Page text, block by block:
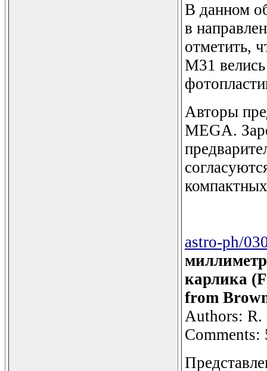
В данном
в
отметить,
М31
Авторы
MEGA.
astro-ph/
карлика
from
Authors:
Comments: